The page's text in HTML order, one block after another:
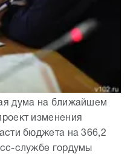
дума на ближайшем
изменения
бюджета на 366,2
службе гордумы